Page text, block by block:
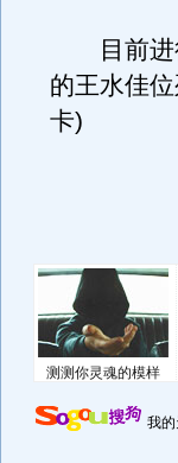
目前进行
的王水佳
卡)
测测你灵魂的模样
我